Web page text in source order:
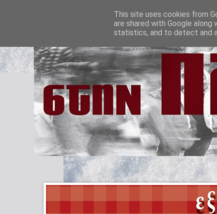
This site uses cookies from
are shared with Google
statistics, and to detect and